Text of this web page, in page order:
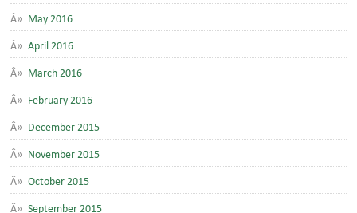
May 2016
April 2016
March 2016
February 2016
December 2015
November 2015
October 2015
September 2015